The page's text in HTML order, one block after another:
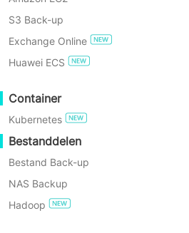
GDPR Compliance
GRATIS
S3 Back-up
Exchange Online
Huawei ECS
Container
Kubernetes
Bestanddelen
Bestand Back-up
NAS Backup
Hadoop
efficiëntie in zowel
XenServer/Citrix
poolomgeving,
Hoogtepunten
Backup-